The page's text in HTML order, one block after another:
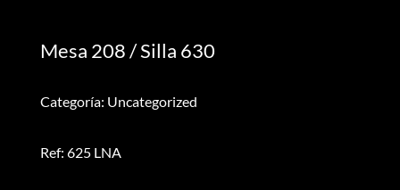
Mesa 208 / Silla 630
Categoría: Uncategorized
Ref: 625 LNA